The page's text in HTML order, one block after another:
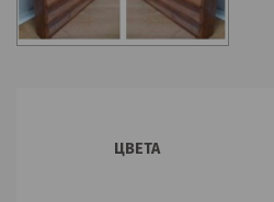
ЦВЕТА